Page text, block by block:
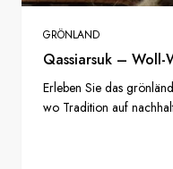
GRÖNLAND
Qassiarsuk – Woll-
Erleben Sie das
wo Tradition auf